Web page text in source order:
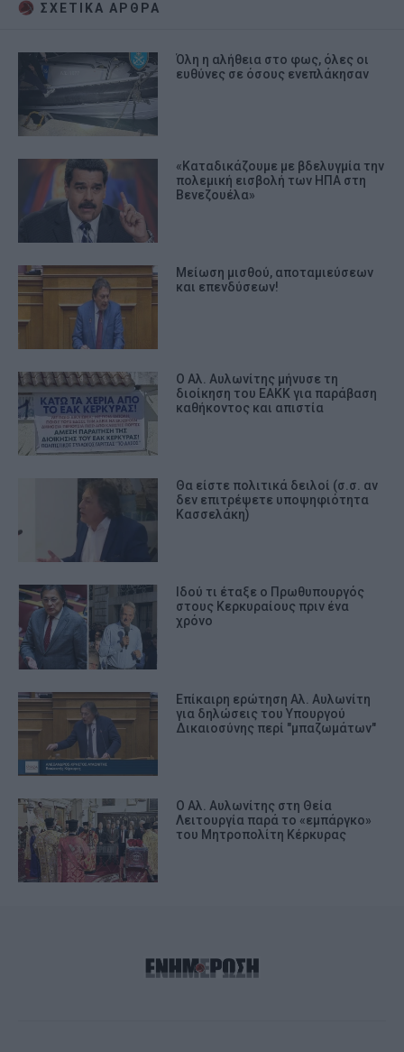
ΣΧΕΤΙΚA AΡΘΡΑ
Όλη η αλήθεια στο φως, όλες οι
ευθύνες σε όσους ενεπλάκησαν
«Καταδικάζουμε με βδελυγμία την
πολεμική εισβολή των ΗΠΑ στη
Βενεζουέλα»
Μείωση μισθού, αποταμιεύσεων
και επενδύσεων!
Ο Αλ. Αυλωνίτης μήνυσε τη
διοίκηση του ΕΑΚΚ για παράβαση
καθήκοντος και απιστία
Θα είστε πολιτικά δειλοί (σ.σ. αν
δεν επιτρέψετε υποψηφιότητα
Κασσελάκη)
Ιδού τι έταξε ο Πρωθυπουργός
στους Κερκυραίους πριν ένα
χρόνο
Επίκαιρη ερώτηση Αλ. Αυλωνίτη
για δηλώσεις του Υπουργού
Δικαιοσύνης περί "μπαζωμάτων"
Ο Αλ. Αυλωνίτης στη Θεία
Λειτουργία παρά το «εμπάργκο»
του Μητροπολίτη Κέρκυρας